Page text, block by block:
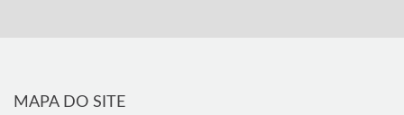
MAPA DO SITE